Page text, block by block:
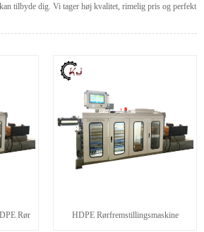
tilbyde dig. Vi tager høj kvalitet, rimelig pris og perfekt
Rør HDPE Rørfremstillingsmaskine